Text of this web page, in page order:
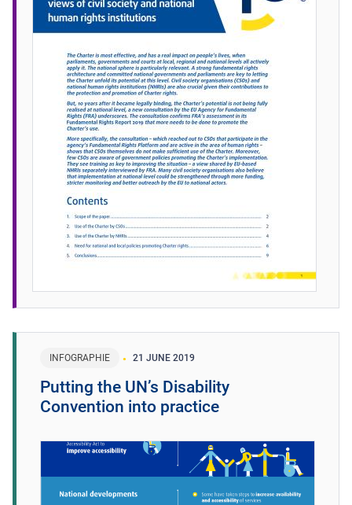
INFOGRAPHIE 21 JUNE 2019
Putting the UN’s Disability
Convention into practice